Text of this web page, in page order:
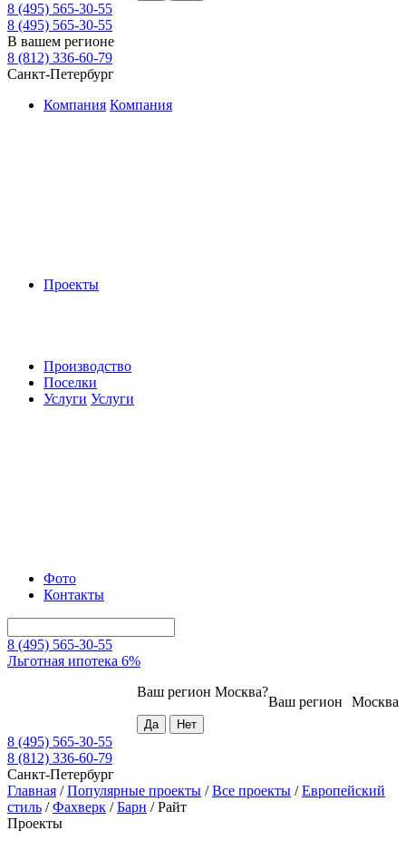
8 (495) 565-30-55
8 (495) 565-30-55
В вашем регионе
8 (812) 336-60-79
Санкт-Петербург
Компания Компания
Проекты
Производство
Поселки
Услуги Услуги
Фото
Контакты
8 (495) 565-30-55
Льготная ипотека 6%
Москва
Ваш регион
Ваш регион Москва?
8 (495) 565-30-55
8 (812) 336-60-79
Санкт-Петербург
Главная /Популярные проекты /Все проекты /Европейский
стиль /Фахверк /Барн /Райт
Проекты